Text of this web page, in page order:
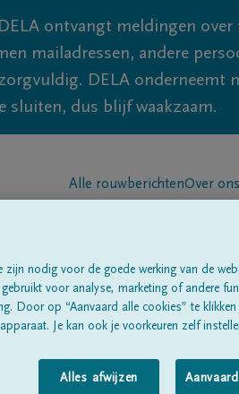
DELA ontvangt meldingen over
mailadressen, andere
DELA onderneemt
dus blijf waakzaam.
Alle rouwberichtenOver ons
nodig voor de goede werking van de
voor analyse, marketing of andere
Door op “Aanvaard alle cookies” te
Je kan ook je voorkeuren zelf
Alles afwijzen